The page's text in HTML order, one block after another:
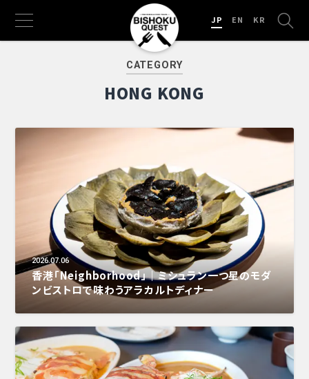
EN
JP KR
CATEGORY
HONG KONG
2026.07.06
香港「Neighborhood」｜ミシュラン一つ星のモダ
ンビストロで味わうアラカルトディナー